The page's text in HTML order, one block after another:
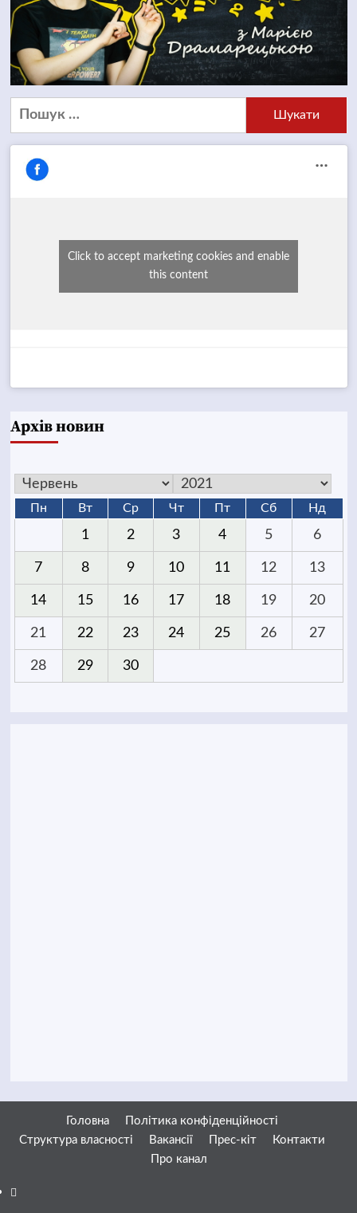
Пошук:
Click to accept marketing cookies and enable
this content
Архів новин
Пн Вт Ср Чт Пт Сб Нд
1 2 3 4 5 6
7 8 9 10 11 12 13
14 15 16 17 18 19 20
21 22 23 24 25 26 27
28 29 30
Головна
Політика конфіденційності
Структура власності
Вакансії Прес-кіт
Контакти
Про канал
Facebook